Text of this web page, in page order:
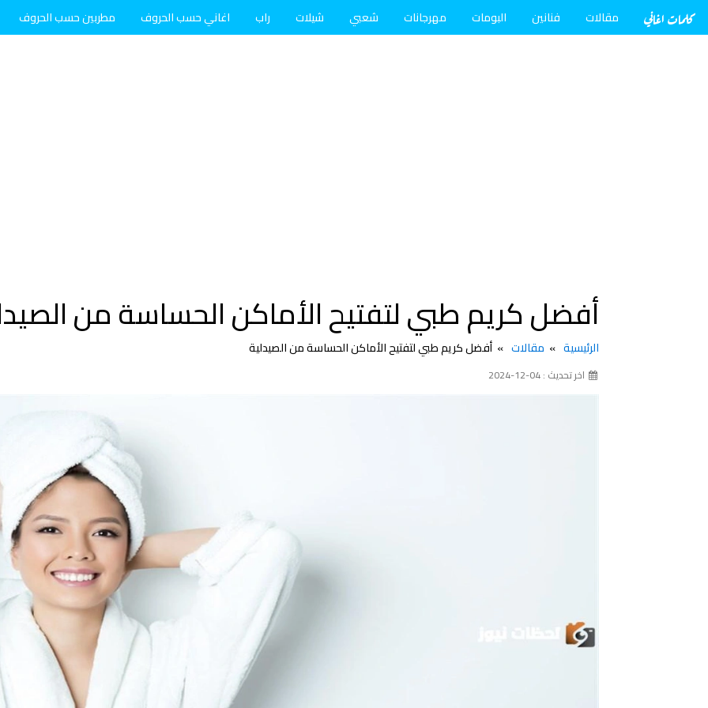
كلمات اغاني مقالات فنانين البومات مهرجانات شعبي شيلات راب اغاني حسب الحروف مطربين حسب الحروف
أفضل كريم طبي لتفتيح الأماكن الحساسة من
الرئيسية مقالات أفضل كريم طبي لتفتيح الأماكن الحساسة من الصيدلية
اخر تحديث : 04-12-2024